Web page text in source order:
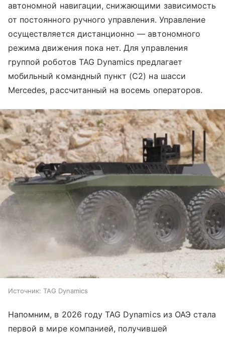
автономной навигации, снижающими зависимость
от постоянного ручного управления. Управление
осуществляется дистанционно — автономного
режима движения пока нет. Для управления
группой роботов TAG Dynamics предлагает
мобильный командный пункт (C2) на шасси
Mercedes, рассчитанный на восемь операторов.
Источник: TAG Dynamics
Напомним, в 2026 году TAG Dynamics из ОАЭ стала
первой в мире компанией, получившей